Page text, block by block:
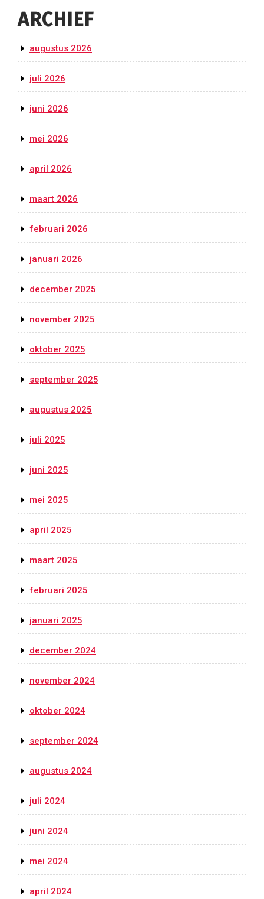
ARCHIEF
augustus 2026
juli 2026
juni 2026
mei 2026
april 2026
maart 2026
februari 2026
januari 2026
december 2025
november 2025
oktober 2025
september 2025
augustus 2025
juli 2025
juni 2025
mei 2025
april 2025
maart 2025
februari 2025
januari 2025
december 2024
november 2024
oktober 2024
september 2024
augustus 2024
juli 2024
juni 2024
mei 2024
april 2024